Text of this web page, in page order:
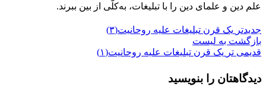
علم دین و علمای دین را با تبلیغات، به‌کلّی از بین ببرند.
جدیدتر یک قرن تبلیغات علیه روحانیت(۳)
بازگشت به لیست
قدیمی تر یک قرن تبلیغات علیه روحانیت(۱)
دیدگاهتان را بنویسید